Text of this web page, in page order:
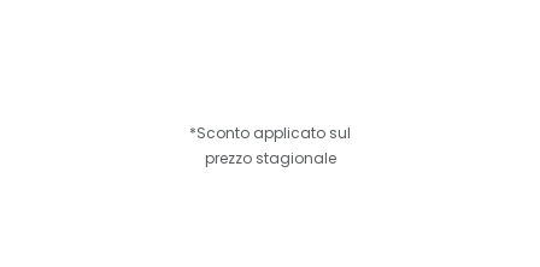
*Sconto applicato sul
prezzo stagionale